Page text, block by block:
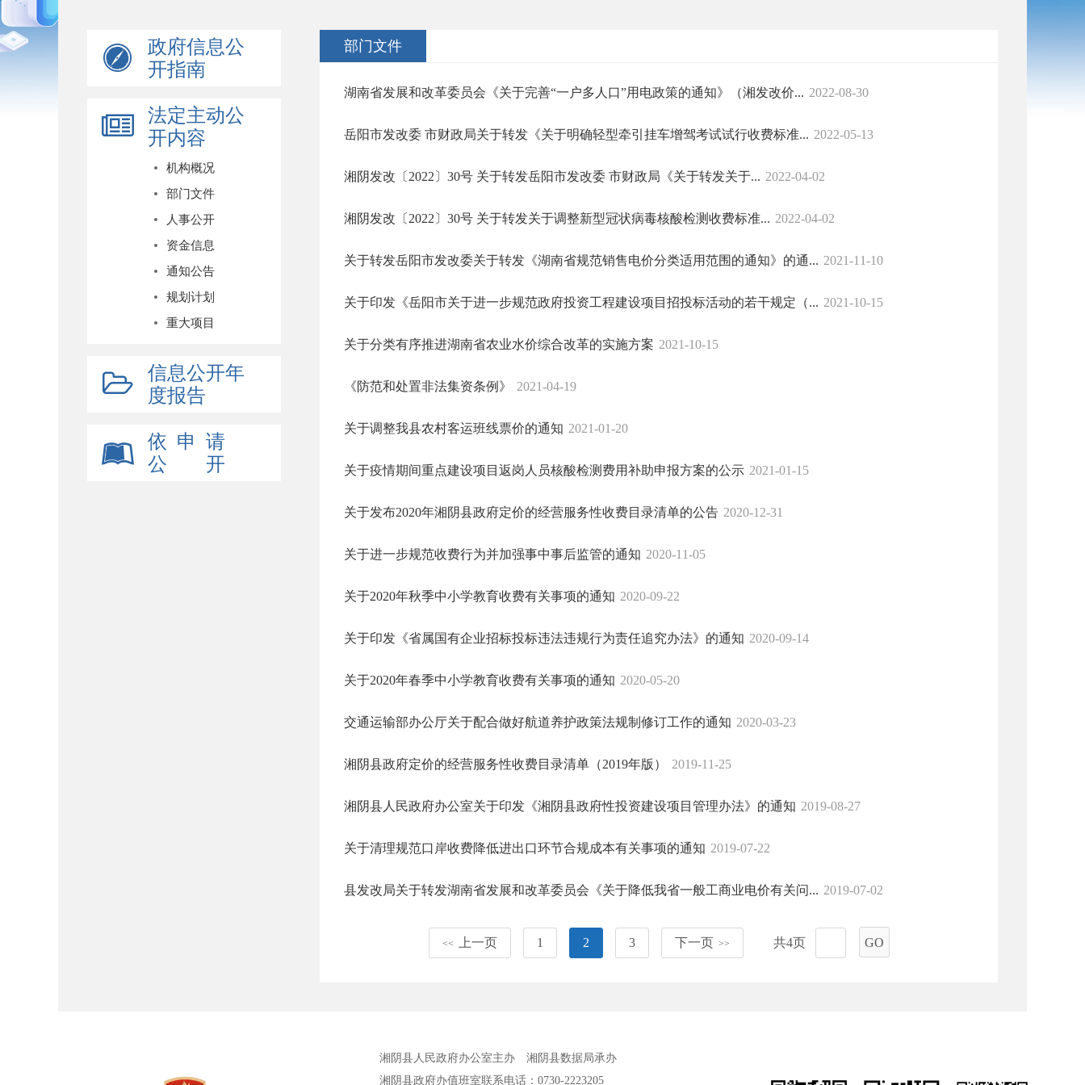
政府信息公
开指南
法定主动公
开内容
机构概况
部门文件
人事公开
资金信息
通知公告
规划计划
重大项目
信息公开年
度报告
依 申 请
公 开
部门文件
湖南省发展和改革委员会《关于完善“一户多人口”用电政策的通知》（湘发改价... 2022-08-30
岳阳市发改委 市财政局关于转发《关于明确轻型牵引挂车增驾考试试行收费标准... 2022-05-13
湘阴发改〔2022〕30号 关于转发岳阳市发改委 市财政局《关于转发关于... 2022-04-02
湘阴发改〔2022〕30号 关于转发关于调整新型冠状病毒核酸检测收费标准... 2022-04-02
关于转发岳阳市发改委关于转发《湖南省规范销售电价分类适用范围的通知》的通... 2021-11-10
关于印发《岳阳市关于进一步规范政府投资工程建设项目招投标活动的若干规定（... 2021-10-15
关于分类有序推进湖南省农业水价综合改革的实施方案 2021-10-15
《防范和处置非法集资条例》 2021-04-19
关于调整我县农村客运班线票价的通知 2021-01-20
关于疫情期间重点建设项目返岗人员核酸检测费用补助申报方案的公示 2021-01-15
关于发布2020年湘阴县政府定价的经营服务性收费目录清单的公告 2020-12-31
关于进一步规范收费行为并加强事中事后监管的通知 2020-11-05
关于2020年秋季中小学教育收费有关事项的通知 2020-09-22
关于印发《省属国有企业招标投标违法违规行为责任追究办法》的通知 2020-09-14
关于2020年春季中小学教育收费有关事项的通知 2020-05-20
交通运输部办公厅关于配合做好航道养护政策法规制修订工作的通知 2020-03-23
湘阴县政府定价的经营服务性收费目录清单（2019年版） 2019-11-25
湘阴县人民政府办公室关于印发《湘阴县政府性投资建设项目管理办法》的通知 2019-08-27
关于清理规范口岸收费降低进出口环节合规成本有关事项的通知 2019-07-22
县发改局关于转发湖南省发展和改革委员会《关于降低我省一般工商业电价有关问... 2019-07-02
<< 上一页 1 2 3 下一页 >> 共4页 GO
湘阴县人民政府办公室主办
湘阴县数据局承办
湘阴县政府办值班室联系电话：0730-2223205